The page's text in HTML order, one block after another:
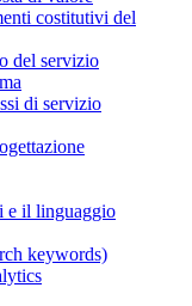
costitutivi del
del servizio
di servizio
e il linguaggio
keywords)